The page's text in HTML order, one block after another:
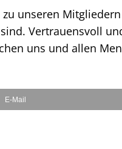
unseren Mitgliedern
Vertrauensvoll
uns und allen
E-Mail